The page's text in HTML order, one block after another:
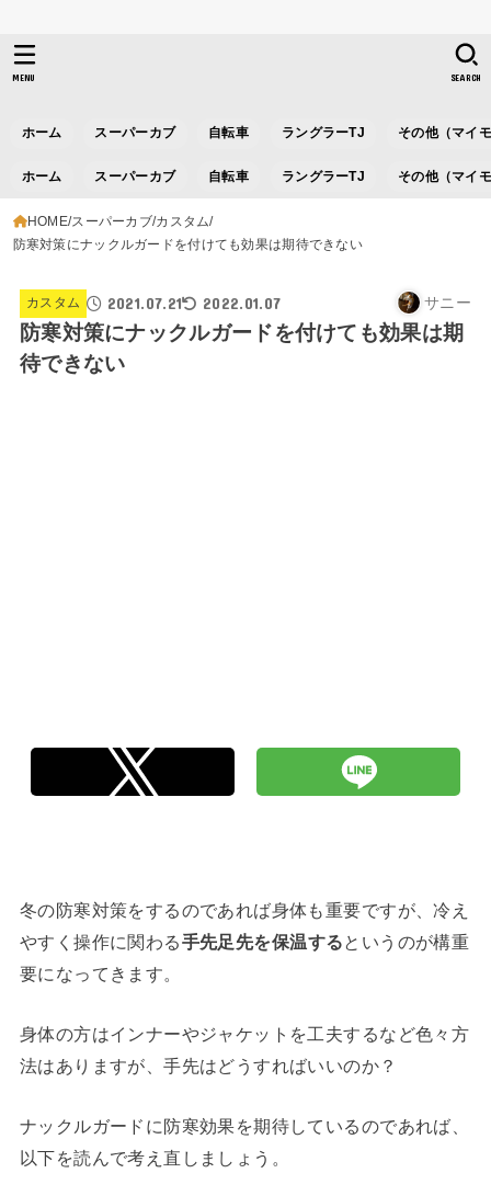
ホーム スーパーカブ 自転車 ラングラーTJ その他（マイ
ホーム スーパーカブ 自転車 ラングラーTJ その他（マイ
SEARCH
MENU
HOME スーパーカブ カスタム
防寒対策にナックルガードを付けても効果は期待できない
カスタム 2021.07.21 2022.01.07 サニー
防寒対策にナックルガードを付けても効果は期
待できない
冬の防寒対策をするのであれば身体も重要ですが、冷え
やすく操作に関わる手先足先を保温する というのが構重
要になってきます。
身体の方はインナーやジャケットを工夫するなど色々方
法はありますが、手先はどうすればいいのか？
ナックルガードに防寒効果を期待しているのであれば、
以下を読んで考え直しましょう。